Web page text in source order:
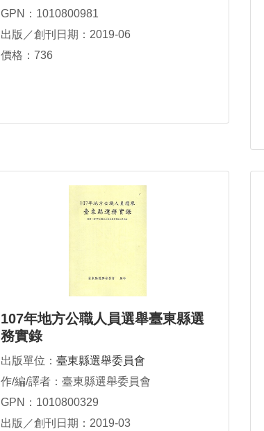
GPN：1010800981
出版／創刊日期：2019-06
價格：736
107年地方公職人員選舉臺東縣選
務實錄
出版單位： 臺東縣選舉委員會
作/編/譯者：臺東縣選舉委員會
GPN：1010800329
出版／創刊日期：2019-03